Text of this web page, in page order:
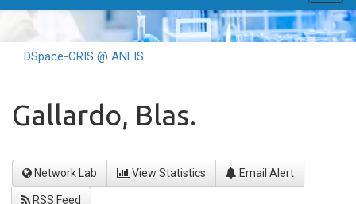
DSpace-CRIS @ ANLIS
Gallardo, Blas.
Network Lab View Statistics Email Alert
RSS Feed